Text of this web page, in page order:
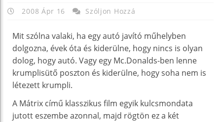
2008 Ápr 16 Szóljon Hozzá
Mit szólna valaki, ha egy autó javító műhelyben
dolgozna, évek óta és kiderülne, hogy nincs is olyan
dolog, hogy autó. Vagy egy Mc.Donalds-ben lenne
krumplisütő poszton és kiderülne, hogy soha nem is
létezett krumpli.
A Mátrix című klasszikus film egyik kulcsmondata
jutott eszembe azonnal, majd rögtön ez a két